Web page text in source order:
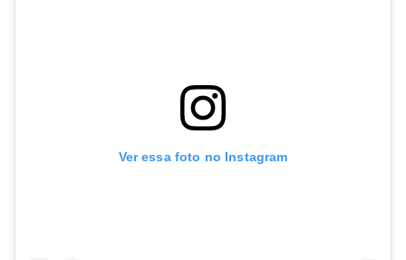
Ver essa foto no Instagram